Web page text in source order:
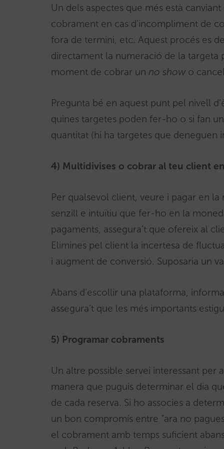
Un dels aspectes que més està
cobrament en cas d’incompliment de
fora de termini, etc. Aquest procés es
directament la numeració de la targeta
moment de cobrar un no show o
Pregunta bé en aquest punt pel nivell
quines targetes poden fer-ho o si fan
quantitat (hi ha targetes que deneguen
4) Multidivises o cobrar al teu client
Per qualsevol client, veure i pagar en
senzill e intuïtiu que fer-ho en la
pagaments, assegura’t que ofereix al
Elimines pel client la incertesa de
i augment de conversió. Suposaria un
Abans d’escollir una plataforma,
assegura’t que les més importants
5) Programar cobraments
Un altre possible servei interessant per
manera que puguis determinar el dia
de cada reserva. Si ho associes a
un bon compromís entre “ara no
el cobrament amb temps suficient